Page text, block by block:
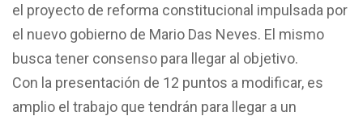
el proyecto de reforma constitucional impulsada por
el nuevo gobierno de Mario Das Neves. El mismo
busca tener consenso para llegar al objetivo.
Con la presentación de 12 puntos a modificar, es
amplio el trabajo que tendrán para llegar a un